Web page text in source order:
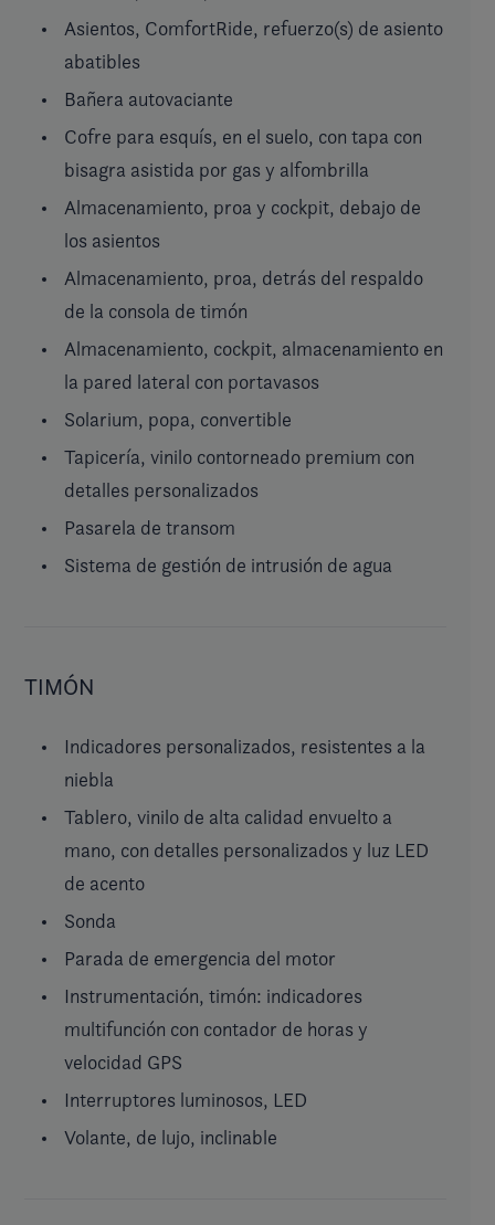
Asientos, ComfortRide, refuerzo(s) de asiento
abatibles
Bañera autovaciante
Cofre para esquís, en el suelo, con tapa con
bisagra asistida por gas y alfombrilla
Almacenamiento, proa y cockpit, debajo de
los asientos
Almacenamiento, proa, detrás del respaldo
de la consola de timón
Almacenamiento, cockpit, almacenamiento en
la pared lateral con portavasos
Solarium, popa, convertible
Tapicería, vinilo contorneado premium con
detalles personalizados
Pasarela de transom
Sistema de gestión de intrusión de agua
TIMÓN
Indicadores personalizados, resistentes a la
niebla
Tablero, vinilo de alta calidad envuelto a
mano, con detalles personalizados y luz LED
de acento
Sonda
Parada de emergencia del motor
Instrumentación, timón: indicadores
multifunción con contador de horas y
velocidad GPS
Interruptores luminosos, LED
Volante, de lujo, inclinable